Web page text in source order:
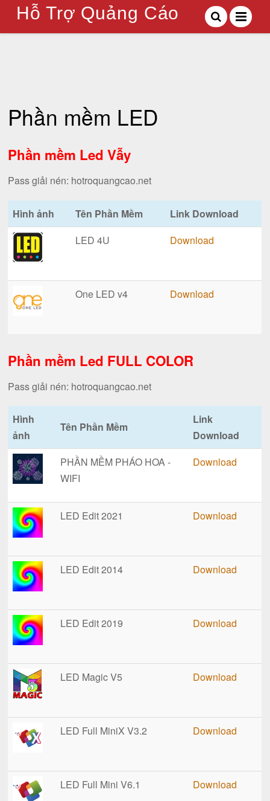
Hỗ Trợ Quảng Cáo
Phần mềm LED
Phần mềm Led Vẫy
Pass giải nén: hotroquangcao.net
Hình ảnh Tên Phần Mềm
Link Download
LED 4U
Download
One LED v4 Download
Phần mềm Led FULL COLOR
Pass giải nén: hotroquangcao.net
Hình
ảnh
Tên Phần Mềm
Link
Download
PHẦN MỀM PHÁO HOA -
WIFI
Download
LED Edit 2021 Download
LED Edit 2014 Download
LED Edit 2019 Download
LED Magic V5 Download
LED Full MiniX V3.2 Download
LED Full Mini V6.1 Download